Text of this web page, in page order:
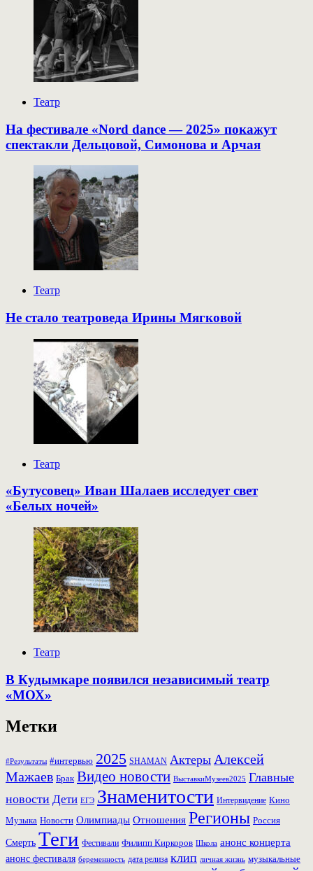
Театр
На фестивале «Nord dance — 2025» покажут
спектакли Дельцовой, Симонова и Арчая
Театр
Не стало театроведа Ирины Мягковой
Театр
«Бутусовец» Иван Шалаев исследует свет
«Белых ночей»
Театр
В Кудымкаре появился независимый театр
«МОХ»
Метки
#Результаты #интервью 2025 SHAMAN Актеры Алексей
Мажаев Брак Видео новости ВыставкиМузеев2025 Главные
новости Дети ЕГЭ Знаменитости Интервидение Кино
Музыка Новости Олимпиады Отношения Регионы Россия
Смерть Теги Фестивали Филипп Киркоров Школа анонс концерта
анонс фестиваля беременность дата релиза клип личная жизнь музыкальные